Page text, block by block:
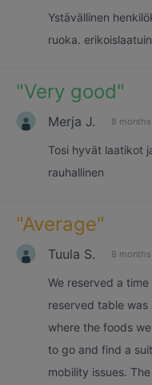
Ystävällinen
ruoka.
"Very good"
Merja J. 8
Tosi hyvät laatikot
rauhallinen
"Average"
Tuula S. 8
We reserved a
reserved table
where the foods
to go and find a
mobility issues.